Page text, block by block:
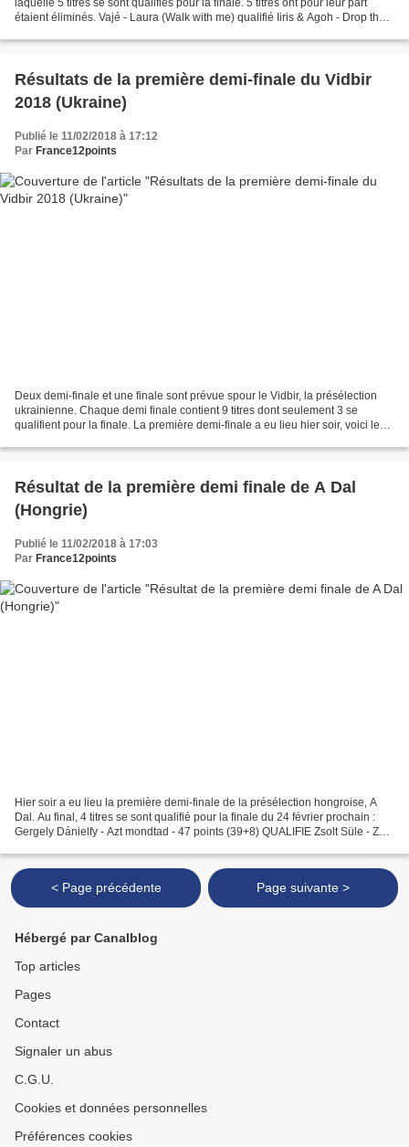
laquelle 5 titres se sont qualifiés pour la finale. 5 titres ont pour leur part
étaient éliminés. Vajé - Laura (Walk with me) qualifié Iiris & Agoh - Drop that
Résultats de la première demi-finale du Vidbir
2018 (Ukraine)
Publié le 11/02/2018 à 17:12
Par France12points
Deux demi-finale et une finale sont prévue spour le Vidbir, la présélection
ukrainienne. Chaque demi finale contient 9 titres dont seulement 3 se
qualifient pour la finale. La première demi-finale a eu lieu hier soir, voici les 3
Résultat de la première demi finale de A Dal
(Hongrie)
Publié le 11/02/2018 à 17:03
Par France12points
Hier soir a eu lieu la première demi-finale de la présélection hongroise, A
Dal. Au final, 4 titres se sont qualifié pour la finale du 24 février prochain :
Gergely Dánielfy - Azt mondtad - 47 points (39+8) QUALIFIE Zsolt Süle - Zöld
< Page précédente Page suivante >
Hébergé par Canalblog
Top articles
Pages
Contact
Signaler un abus
C.G.U.
Cookies et données personnelles
Préférences cookies